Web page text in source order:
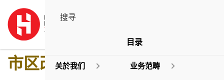
市区改善计划
目录
关於我们 业务范畴